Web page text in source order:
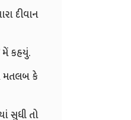
દીવાન
મેં કહયું.
મતલબ કે
સુધી તો